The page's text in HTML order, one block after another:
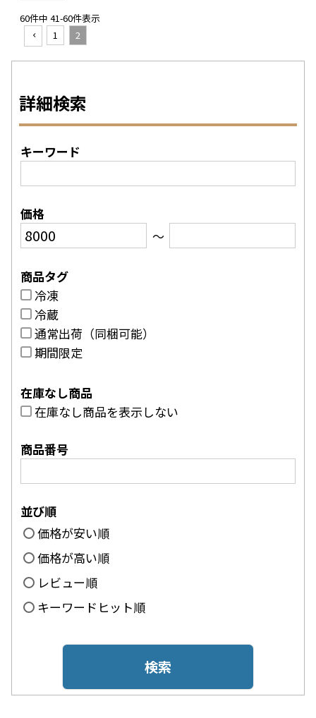
60件中 41-60件表示
1
2
詳細検索
キーワード
価格
〜
商品タグ
冷凍
冷蔵
通常出荷（同梱可能）
期間限定
在庫なし商品
在庫なし商品を表示しない
商品番号
並び順
価格が安い順
価格が高い順
レビュー順
キーワードヒット順
検索